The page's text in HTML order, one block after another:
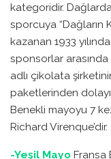
kategoridir.
sporcuya “Dağların
kazanan 1933
sponsorlar arasında
adlı çikolata
paketlerinden
Benekli mayoyu 7
Richard Virenque’dir.
-Yeşil Mayo Fransa